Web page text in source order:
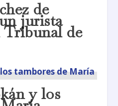
de
jurista
Tribunal de
y los